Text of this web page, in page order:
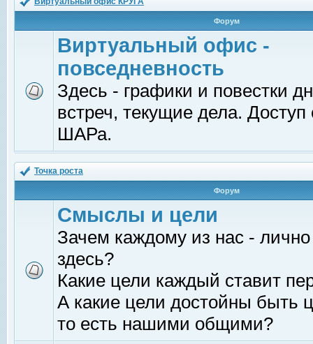
Форум
Виртуальный офис -
повседневность
Здесь - графики и повестки
встреч, текущие дела.
ШАРа.
Точка роста
Форум
Смыслы и цели
Зачем каждому из нас -
здесь?
Какие цели каждый ставит
А какие цели достойны быть
то есть нашими общими?